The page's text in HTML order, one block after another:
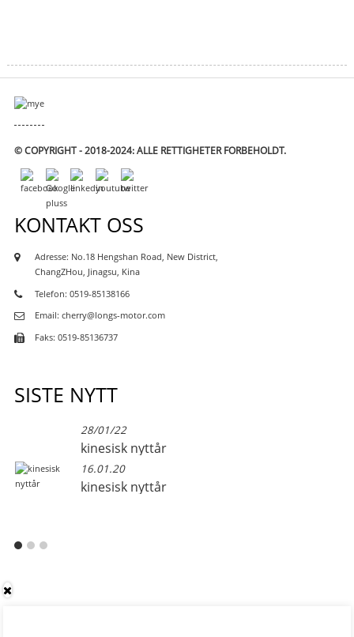
© COPYRIGHT - 2018-2024: ALLE RETTIGHETER FORBEHOLDT.
KONTAKT OSS
Adresse: No.18 Hengshan Road, New District,
ChangZHou, Jinagsu, Kina
Telefon: 0519-85138166
Email: cherry@longs-motor.com
Faks: 0519-85136737
SISTE NYTT
28/01/22
kinesisk nyttår
16.01.20
kinesisk nyttår